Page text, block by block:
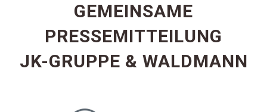
GEMEINSAME
PRESSEMITTEILUNG
JK-GRUPPE & WALDMANN